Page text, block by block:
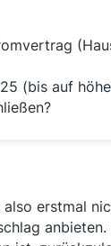
(bis auf
erstmal